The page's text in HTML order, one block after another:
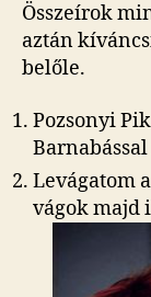
Összeírok
aztán
belőle.
Pozsonyi
Levágatom
vágok majd